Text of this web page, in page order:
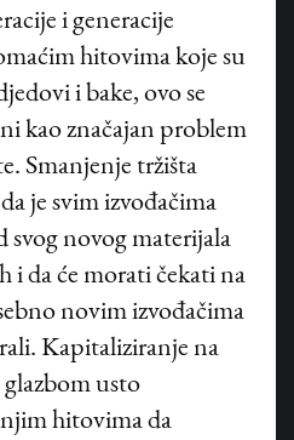
i generacije
hitovima koje su
i bake, ovo se
kao značajan problem
Smanjenje tržišta
je svim izvođačima
svog novog materijala
i da će morati čekati na
novim izvođačima
Kapitaliziranje na
usto
hitovima da